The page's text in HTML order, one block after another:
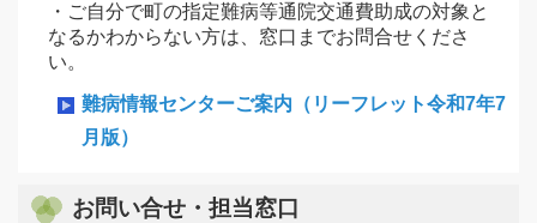
・ご自分で町の指定難病等通院交通費助成の対象と
なるかわからない方は、窓口までお問合せくださ
い。
難病情報センターご案内（リーフレット令和7年7
月版）
お問い合せ・担当窓口